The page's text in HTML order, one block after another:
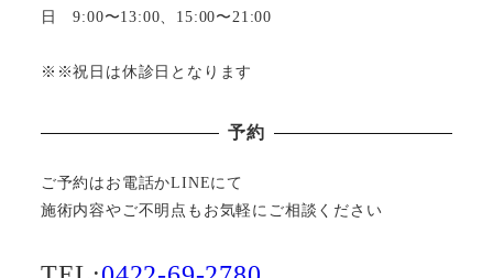
日 9:00〜13:00、15:00〜21:00
※※祝日は休診日となります
予約
ご予約はお電話かLINEにて
施術内容やご不明点もお気軽にご相談ください